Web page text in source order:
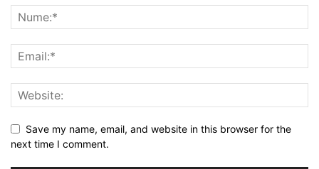
Save my name, email, and website in this browser for the
next time I comment.